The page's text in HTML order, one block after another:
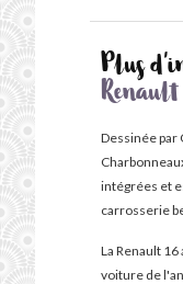
Plus
Renault
Dessinée par
intégrées et
carrosserie
La Renault
voiture de